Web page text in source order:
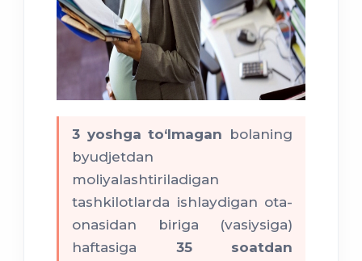
3 yoshga to‘lmagan bolaning
byudjetdan
moliyalashtiriladigan
tashkilotlarda ishlaydigan ota-
onasidan biriga (vasiysiga)
haftasiga 35 soatdan